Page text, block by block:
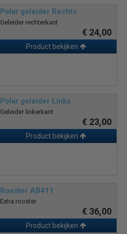
Polar geleider Rechts
Geleider rechterkant
€ 24,00
Product bekijken
Polar geleider Links
Geleider linkerkant
€ 23,00
Product bekijken
Rooster AB411
Extra rooster
€ 36,00
Product bekijken